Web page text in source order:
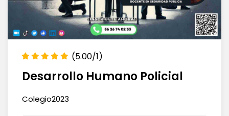
(5.00/1)
Desarrollo Humano Policial
Colegio2023